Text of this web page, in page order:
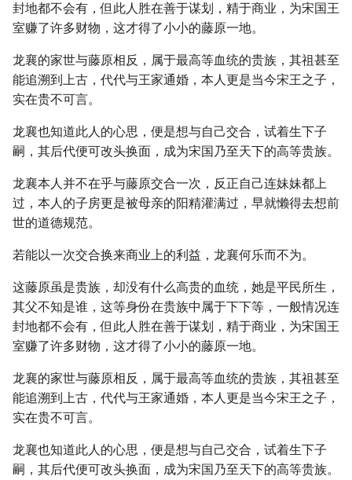
封地都不会有，但此人胜在善于谋划，精于商业，为宋国王
室赚了许多财物，这才得了小小的藤原一地。
龙襄的家世与藤原相反，属于最高等血统的贵族，其祖甚至
能追溯到上古，代代与王家通婚，本人更是当今宋王之子，
实在贵不可言。
龙襄也知道此人的心思，便是想与自己交合，试着生下子
嗣，其后代便可改头换面，成为宋国乃至天下的高等贵族。
龙襄本人并不在乎与藤原交合一次，反正自己连妹妹都上
过，本人的子房更是被母亲的阳精灌满过，早就懒得去想前
世的道德规范。
若能以一次交合换来商业上的利益，龙襄何乐而不为。
这藤原虽是贵族，却没有什么高贵的血统，她是平民所生，
其父不知是谁，这等身份在贵族中属于下下等，一般情况连
封地都不会有，但此人胜在善于谋划，精于商业，为宋国王
室赚了许多财物，这才得了小小的藤原一地。
龙襄的家世与藤原相反，属于最高等血统的贵族，其祖甚至
能追溯到上古，代代与王家通婚，本人更是当今宋王之子，
实在贵不可言。
龙襄也知道此人的心思，便是想与自己交合，试着生下子
嗣，其后代便可改头换面，成为宋国乃至天下的高等贵族。